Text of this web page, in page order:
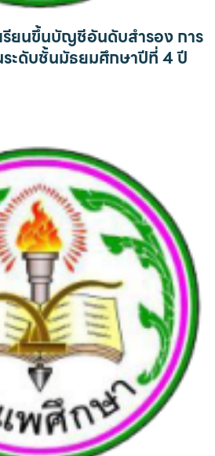
รียนขึ้นบัญชีอันดับสำรอง การ
ระดับชั้นมัธยมศึกษาปีที่ 4 ปี